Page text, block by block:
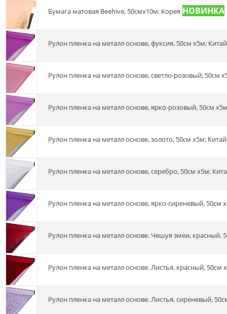
Бумага матовая Beehive, 50смх10м; Корея
Рулон пленка на металл основе, фуксия, 50см х5м; Китай
Рулон пленка на металл основе, светло-розовый, 50см
Рулон пленка на металл основе, ярко-розовый, 50см
Рулон пленка на металл основе, золото, 50см х5м; Китай
Рулон пленка на металл основе, серебро, 50см х5м;
Рулон пленка на металл основе, ярко-сиреневый, 50см
Рулон пленка на металл основе. Чешуя змеи, красный,
Рулон пленка на металл основе. Листья, красный, 50см
Рулон пленка на металл основе. Листья, сиреневый,